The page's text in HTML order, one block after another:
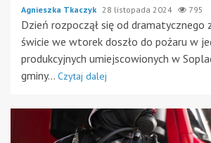
Agnieszka Tkaczyk 28 listopada 2024 795
Dzień rozpoczął się od dramatycznego
świcie we wtorek doszło do pożaru w
produkcyjnych umiejscowionych w
gminy... Czytaj dalej